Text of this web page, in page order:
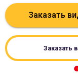
Заказать
Заказать